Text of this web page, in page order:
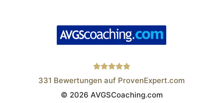
Wistor GmbH
331 Bewertungen auf ProvenExpert.com
© 2026 AVGSCoaching.com